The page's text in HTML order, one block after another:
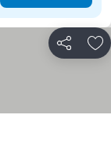
Partilhar